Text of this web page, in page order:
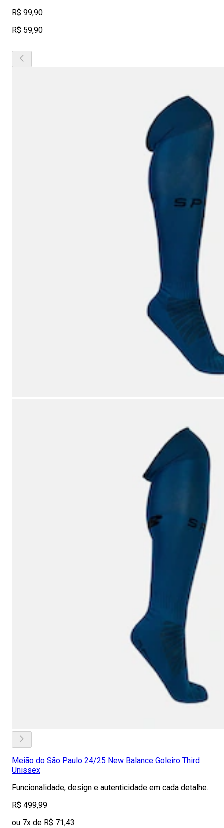
R$ 99,90
R$ 59,90
Meião do São Paulo 24/25 New Balance Goleiro Third
Unissex
Funcionalidade, design e autenticidade em cada detalhe.
R$ 499,99
ou 7x de R$ 71,43